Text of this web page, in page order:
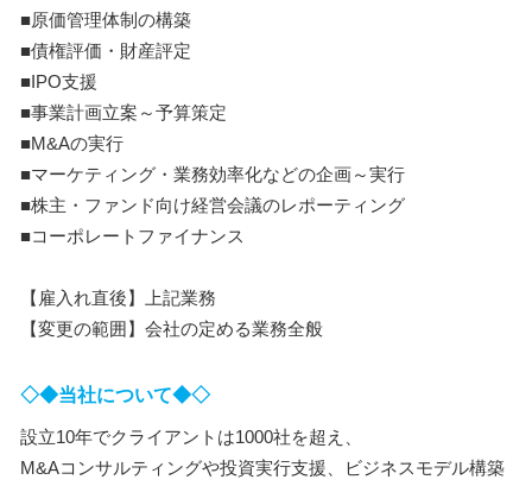
■原価管理体制の構築
■債権評価・財産評定
■IPO支援
■事業計画立案～予算策定
■M&Aの実行
■マーケティング・業務効率化などの企画～実行
■株主・ファンド向け経営会議のレポーティング
■コーポレートファイナンス
【雇入れ直後】上記業務
【変更の範囲】会社の定める業務全般
◇◆当社について◆◇
設立10年でクライアントは1000社を超え、
M&Aコンサルティングや投資実行支援、ビジネスモデル構築